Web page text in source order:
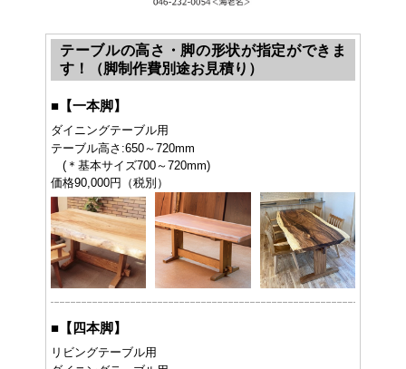
テーブルの高さ・脚の形状が指定ができま
す！（脚制作費別途お見積り）
■ 【一本脚】
ダイニングテーブル用
テーブル高さ:650～720mm
(＊基本サイズ700～720mm)
価格90,000円（税別）
■ 【四本脚】
リビングテーブル用